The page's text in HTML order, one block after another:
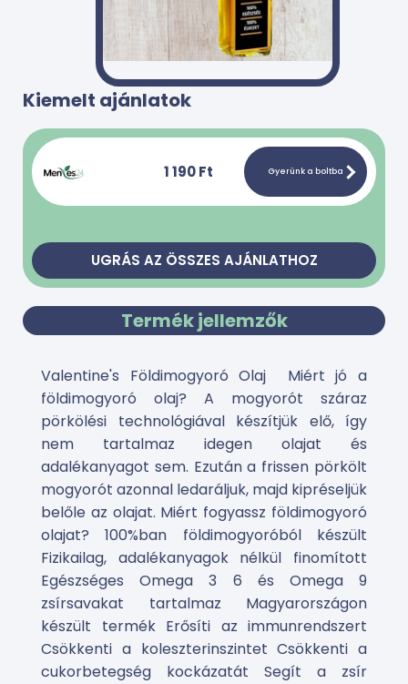
Kiemelt ajánlatok
1 190 Ft Gyerünk a boltba
UGRÁS AZ ÖSSZES AJÁNLATHOZ
Termék jellemzők
Valentine's Földimogyoró Olaj Miért jó a
földimogyoró olaj? A mogyorót száraz
pörkölési technológiával készítjük elő, így
nem tartalmaz idegen olajat és
adalékanyagot sem. Ezután a frissen pörkölt
mogyorót azonnal ledaráljuk, majd kipréseljük
belőle az olajat. Miért fogyassz földimogyoró
olajat? 100%ban földimogyoróból készült
Fizikailag, adalékanyagok nélkül finomított
Egészséges Omega 3 6 és Omega 9
zsírsavakat tartalmaz Magyarországon
készült termék Erősíti az immunrendszert
Csökkenti a koleszterinszintet Csökkenti a
cukorbetegség kockázatát Segít a zsír